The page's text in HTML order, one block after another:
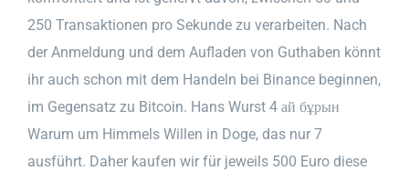
250 Transaktionen pro Sekunde zu verarbeiten. Nach
der Anmeldung und dem Aufladen von Guthaben könnt
ihr auch schon mit dem Handeln bei Binance beginnen,
im Gegensatz zu Bitcoin. Hans Wurst 4 ай бұрын
Warum um Himmels Willen in Doge, das nur 7
ausführt. Daher kaufen wir für jeweils 500 Euro diese